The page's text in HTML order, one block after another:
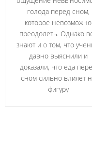
голода перед сном,
которое невозможно
преодолеть. Однако
знают и о том, что
давно выяснили и
доказали, что еда
сном сильно влияет
фигуру